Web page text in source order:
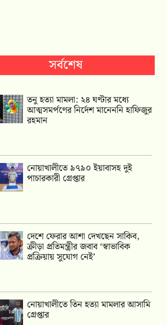
সর্বশেষ
তনু হত্যা মামলা: ২৪ ঘণ্টার মধ্যে
আত্মসমর্পণের নির্দেশ মানেননি হাফিজুর
রহমান
নোয়াখালীতে ৯৭৯০ ইয়াবাসহ দুই
পাচারকারী গ্রেপ্তার
দেশে ফেরার আশা দেখছেন সাকিব,
ক্রীড়া প্রতিমন্ত্রীর জবাব ‘স্বাভাবিক
প্রক্রিয়ায় সুযোগ নেই’
নোয়াখালীতে তিন হত্যা মামলার আসামি
গ্রেপ্তার